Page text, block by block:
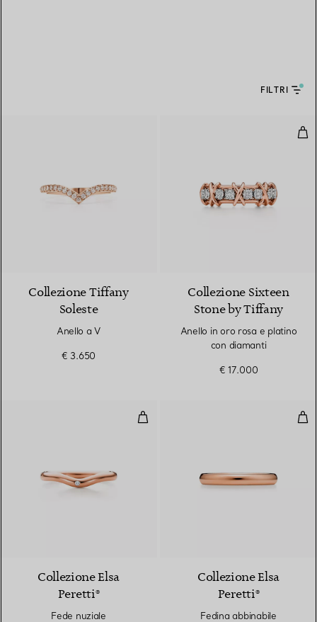
FILTRI
Collezione Tiffany
Soleste
Anello a V
€ 3.650
Collezione Sixteen
Stone by Tiffany
Anello in oro rosa e platino
con diamanti
€ 17.000
Fede nuziale
Collezione Elsa
Peretti®
Fede nuziale
Collezione Elsa
Peretti®
Fedina abbinabile